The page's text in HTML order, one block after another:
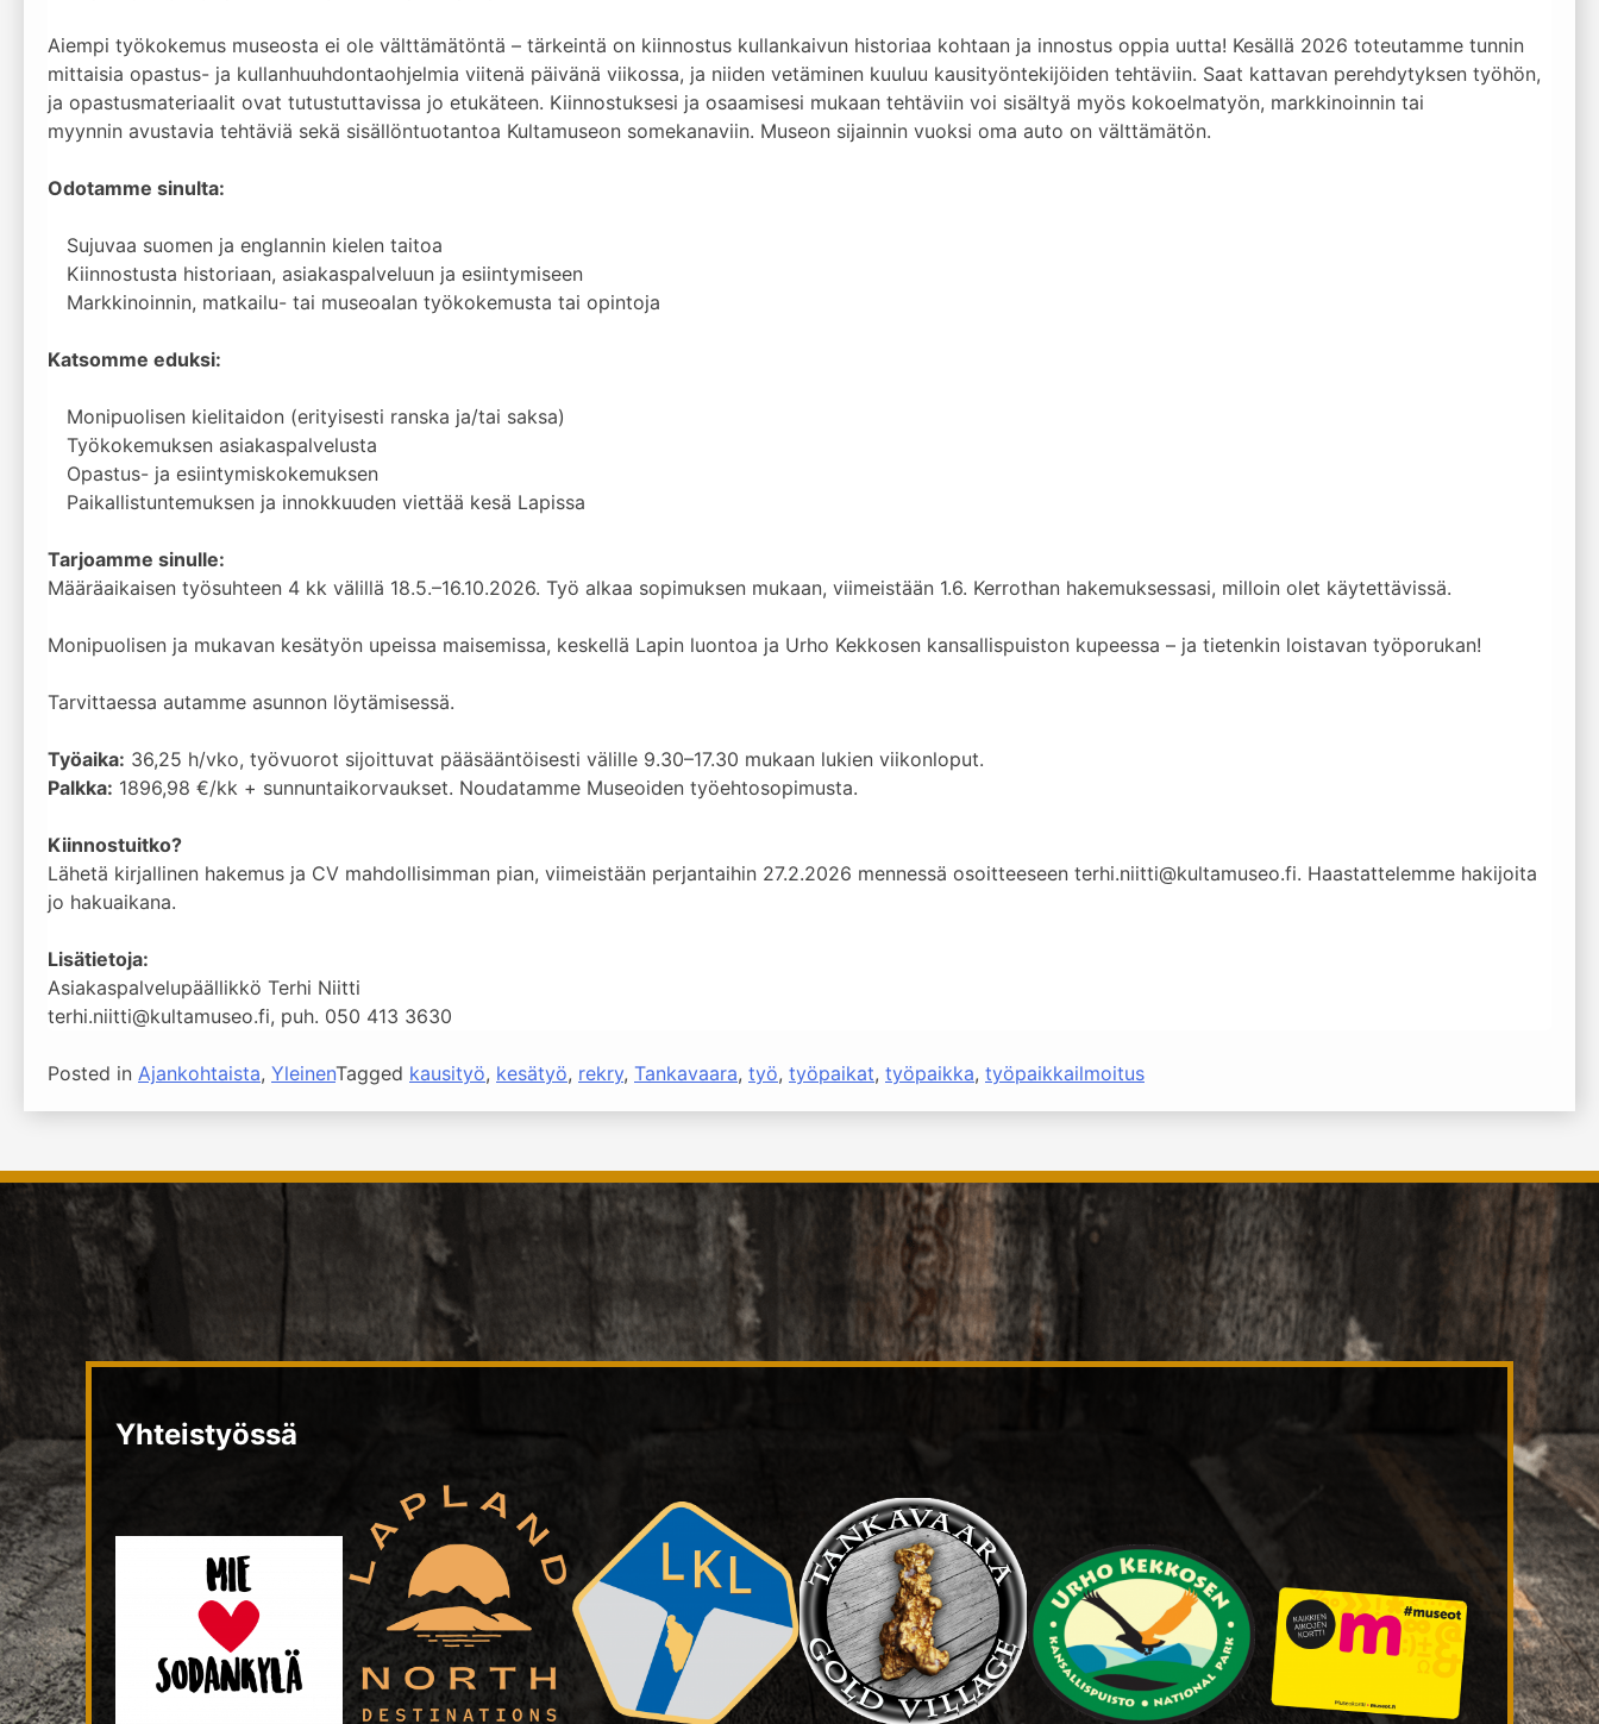
Aiempi työkokemus museosta ei ole välttämätöntä – tärkeintä on kiinnostus kullankaivun historiaa kohtaan ja innostus oppia uutta! Kesällä 2026 toteutamme tunnin
mittaisia opastus- ja kullanhuuhdontaohjelmia viitenä päivänä viikossa, ja niiden vetäminen kuuluu kausityöntekijöiden tehtäviin. Saat kattavan perehdytyksen työhön,
ja opastusmateriaalit ovat tutustuttavissa jo etukäteen. Kiinnostuksesi ja osaamisesi mukaan tehtäviin voi sisältyä myös kokoelmatyön, markkinoinnin tai
myynnin avustavia tehtäviä sekä sisällöntuotantoa Kultamuseon somekanaviin. Museon sijainnin vuoksi oma auto on välttämätön.
Odotamme sinulta:
Sujuvaa suomen ja englannin kielen taitoa
Kiinnostusta historiaan, asiakaspalveluun ja esiintymiseen
Markkinoinnin, matkailu- tai museoalan työkokemusta tai opintoja
Katsomme eduksi:
Monipuolisen kielitaidon (erityisesti ranska ja/tai saksa)
Työkokemuksen asiakaspalvelusta
Opastus- ja esiintymiskokemuksen
Paikallistuntemuksen ja innokkuuden viettää kesä Lapissa
Tarjoamme sinulle:
Määräaikaisen työsuhteen 4 kk välillä 18.5.–16.10.2026. Työ alkaa sopimuksen mukaan, viimeistään 1.6. Kerrothan hakemuksessasi, milloin olet käytettävissä.
Monipuolisen ja mukavan kesätyön upeissa maisemissa, keskellä Lapin luontoa ja Urho Kekkosen kansallispuiston kupeessa – ja tietenkin loistavan työporukan!
Tarvittaessa autamme asunnon löytämisessä.
Työaika: 36,25 h/vko, työvuorot sijoittuvat pääsääntöisesti välille 9.30–17.30 mukaan lukien viikonloput.
Palkka: 1896,98 €/kk + sunnuntaikorvaukset. Noudatamme Museoiden työehtosopimusta.
Kiinnostuitko?
Lähetä kirjallinen hakemus ja CV mahdollisimman pian, viimeistään perjantaihin 27.2.2026 mennessä osoitteeseen terhi.niitti@kultamuseo.fi. Haastattelemme hakijoita
jo hakuaikana.
Lisätietoja:
Asiakaspalvelupäällikkö Terhi Niitti
terhi.niitti@kultamuseo.fi, puh. 050 413 3630
Posted in Ajankohtaista, YleinenTagged kausityö, kesätyö, rekry, Tankavaara, työ, työpaikat, työpaikka, työpaikkailmoitus
Yhteistyössä